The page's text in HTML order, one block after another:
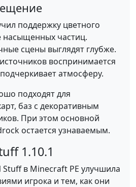
поддержку цветного
насыщенных частиц.
сцены выглядят глубже.
воспринимается
атмосферу.
подходят для
баз с декоративным
При этом основной
остается узнаваемым.
1.10.1
Stuff в Minecraft PE улучшила
игрока и тем, как они